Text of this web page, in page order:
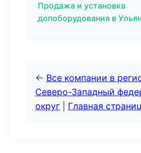
Продажа и установка
допоборудования в
← Все компании в
Северо-Западный
округ
Главная